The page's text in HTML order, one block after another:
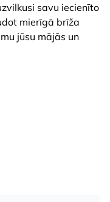
savu iecienīto
mierīgā brīža
jūsu mājās un